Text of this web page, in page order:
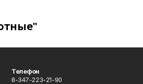
Телефон
8-347-223-21-90